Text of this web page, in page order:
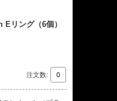
リング（6個）
注文数: